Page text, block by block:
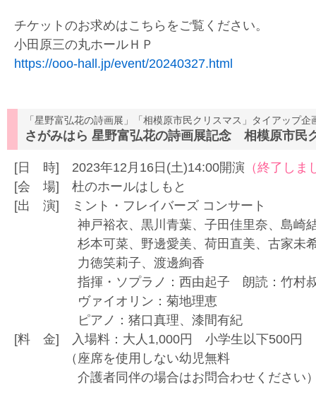
チケットのお求めはこちらをご覧ください。
小田原三の丸ホールＨＰ
https://ooo-hall.jp/event/20240327.html
「星野富弘花の詩画展」「相模原市民クリスマス」タイアップ企
さがみはら 星野富弘花の詩画展記念 相模原市民
[日 時] 2023年12月16日(土)14:00開演 （終了しま
[会 場] 杜のホールはしもと
[出 演] ミント・フレイバーズ コンサート
神戸裕衣、黒川青葉、子田佳里奈、島崎
杉本可菜、野邊愛美、荷田直美、古家未
力徳笑莉子、渡邊絢香
指揮・ソプラノ：西由起子 朗読：竹村
ヴァイオリン：菊地理恵
ピアノ：猪口真理、漆間有紀
[料 金] 入場料：大人1,000円 小学生以下500円
（座席を使用しない幼児無料
介護者同伴の場合はお問合わせください